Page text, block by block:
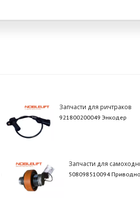
Запчасти для ричтраков
921800200049 Энкодер
Запчасти для
508098510094